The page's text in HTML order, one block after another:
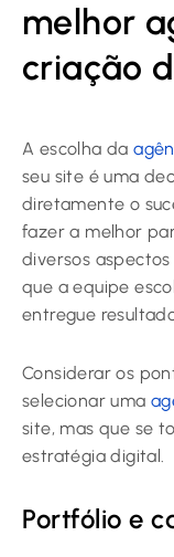
melhor
criação
A escolha da
seu site é uma
diretamente o
fazer a melhor
diversos
que a equipe
entregue
Considerar os
selecionar uma
site, mas que se
estratégia digital.
Portfólio e